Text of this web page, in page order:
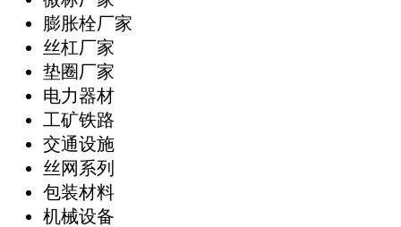
膨胀栓厂家
丝杠厂家
垫圈厂家
电力器材
工矿铁路
交通设施
丝网系列
包装材料
机械设备